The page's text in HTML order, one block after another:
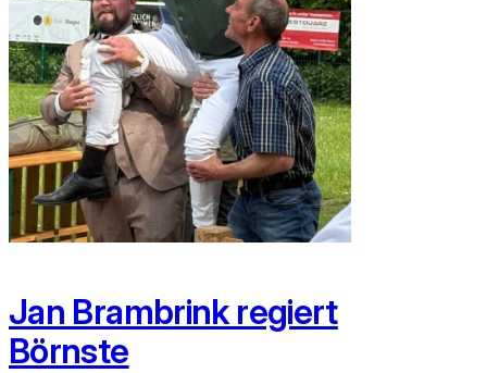
Jan Brambrink regiert
Börnste